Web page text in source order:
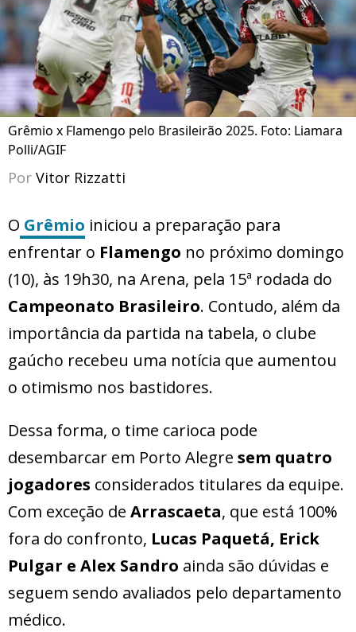
Grêmio x Flamengo pelo Brasileirão 2025. Foto: Liamara
Polli/AGIF
Por Vitor Rizzatti
O Grêmio iniciou a preparação para
enfrentar o Flamengo no próximo domingo
(10), às 19h30, na Arena, pela 15ª rodada do
Campeonato Brasileiro. Contudo, além da
importância da partida na tabela, o clube
gaúcho recebeu uma notícia que aumentou
o otimismo nos bastidores.
Dessa forma, o time carioca pode
desembarcar em Porto Alegre sem quatro
jogadores considerados titulares da equipe.
Com exceção de Arrascaeta, que está 100%
fora do confronto, Lucas Paquetá, Erick
Pulgar e Alex Sandro ainda são dúvidas e
seguem sendo avaliados pelo departamento
médico.